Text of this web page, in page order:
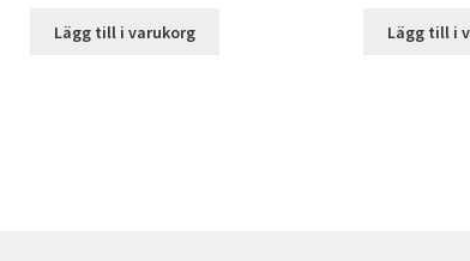
Lägg till i varukorg Lägg till i